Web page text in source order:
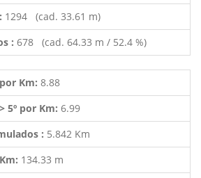
1294 (cad. 33.61 m)
: 678 (cad. 64.33 m / 52.4 %)
Km: 8.88
5º por Km: 6.99
: 5.842 Km
134.33 m